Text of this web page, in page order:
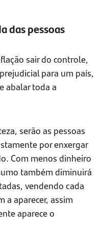
das pessoas
sair do controle,
para um país,
abalar toda a
serão as pessoas
por enxergar
Com menos dinheiro
também diminuirá
vendendo cada
a aparecer, assim
aparece o